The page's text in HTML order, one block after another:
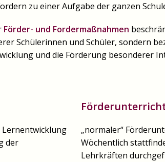
zu einer Aufgabe der ganzen
Förder- und Fordermaßnahmen
Schülerinnen und Schüler, sondern
und die Förderung besonderer
der
„normaler“
Wöchentlich
Lehrkräften